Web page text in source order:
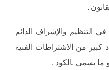
.
التنظيم والإشراف الدائم
كبير من الاشتراطات الفنية
ما يسمى بالكود .